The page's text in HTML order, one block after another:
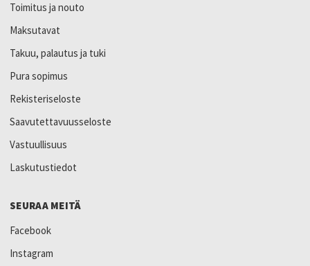
Toimitus ja nouto
Maksutavat
Takuu, palautus ja tuki
Pura sopimus
Rekisteriseloste
Saavutettavuusseloste
Vastuullisuus
Laskutustiedot
SEURAA MEITÄ
Facebook
Instagram